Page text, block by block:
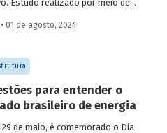
Estudo realizado por meio de
mais significativos dois a três
posterior.
• 01 de agosto, 2024
para entender o
brasileiro de energia
29 de maio, é comemorado o Dia